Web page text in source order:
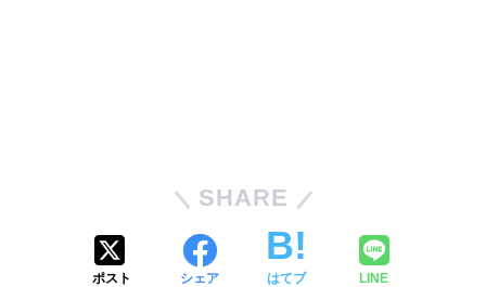
SHARE
ポスト シェア はてブ LINE